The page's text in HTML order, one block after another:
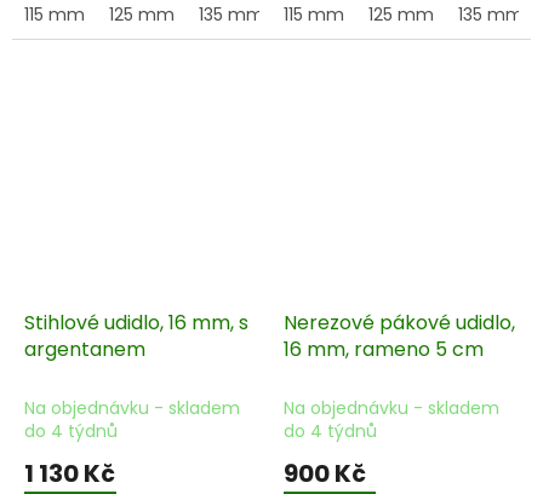
115 mm 125 mm 135 mm 145 mm 155 mm
115 mm 125 mm 135 mm
Stihlové udidlo, 16 mm, s
argentanem
Na objednávku - skladem
do 4 týdnů
1 130 Kč
Nerezové pákové udidlo,
16 mm, rameno 5 cm
Na objednávku - skladem
do 4 týdnů
900 Kč